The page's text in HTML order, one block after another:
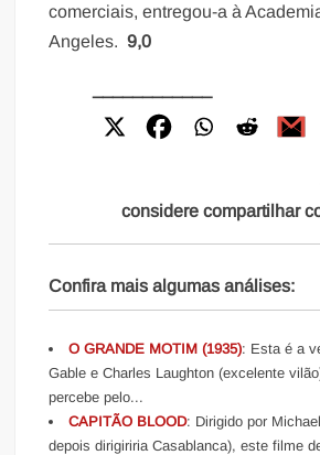
comerciais, entregou-a à
Angeles. 9,0
considere compartilhar
Confira mais algumas análises:
O GRANDE MOTIM (1935): Esta é a
Gable e Charles Laughton (excelente
percebe pelo...
CAPITÃO BLOOD: Dirigido por
depois dirigiriria Casablanca), este filme